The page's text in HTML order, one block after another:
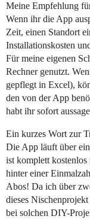
Meine Empfehlung
Wenn ihr die App
Zeit, einen Standort
Installationskosten
Für meine eigenen
Rechner genutzt.
gepflegt in Excel),
den von der App
habt ihr sofort
Ein kurzes Wort zur
Die App läuft über
ist komplett
hinter einer
Abos! Da ich über
dieses
bei solchen DIY-